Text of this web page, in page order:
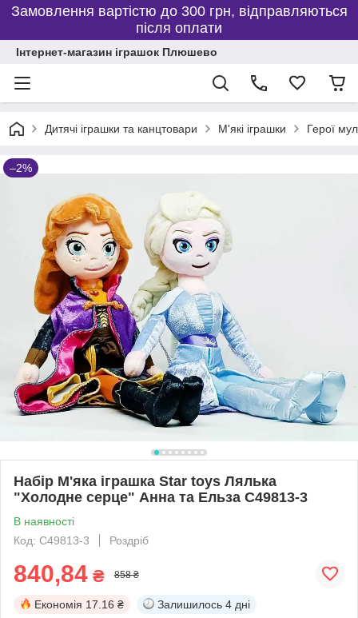
Замовлення вартістю до 300 грн, відправляються
після оплати
Інтернет-магазин іграшок Плюшево
Дитячі іграшки та канцтовари М'які іграшки Герої
–2%
Набір М'яка іграшка Star toys Лялька
"Холодне серце" Анна та Ельза C49813-3
В наявності
Код: C49813-3
Роздріб
840,84 ₴ 858 ₴
Економія 17.16 ₴ Залишилось 4 дні